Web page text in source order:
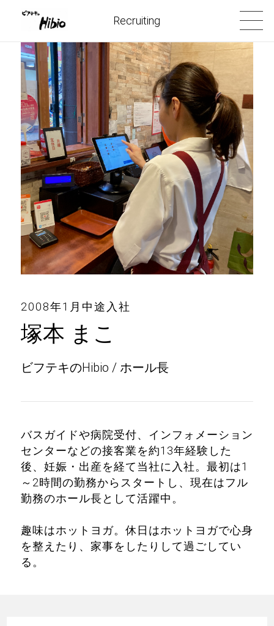
Recruiting
2008年1月中途入社
塚本 まこ
ビフテキのHibio / ホール長
バスガイドや病院受付、インフォメーション
センターなどの接客業を約13年経験した
後、妊娠・出産を経て当社に入社。最初は1
～2時間の勤務からスタートし、現在はフル
勤務のホール長として活躍中。
趣味はホットヨガ。休日はホットヨガで心身
を整えたり、家事をしたりして過ごしてい
る。